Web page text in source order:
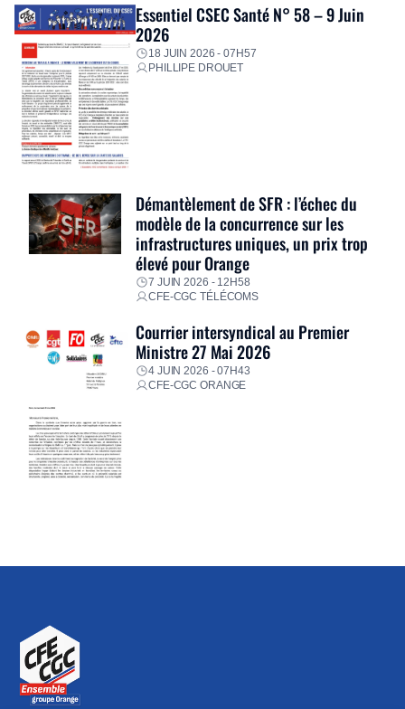
Essentiel CSEC Santé N° 58 – 9 Juin
2026
18 JUIN 2026 - 07H57
PHILLIPE DROUET
Démantèlement de SFR : l’échec du
modèle de la concurrence sur les
infrastructures uniques, un prix trop
élevé pour Orange
7 JUIN 2026 - 12H58
CFE-CGC TÉLÉCOMS
Courrier intersyndical au Premier
Ministre 27 Mai 2026
4 JUIN 2026 - 07H43
CFE-CGC ORANGE